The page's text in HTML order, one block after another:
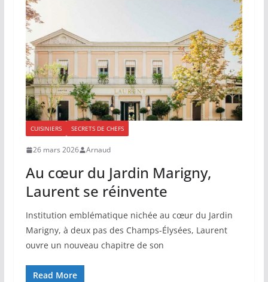
CUISINIERS SECRETS DE CHEFS
26 mars 2026 Arnaud
Au cœur du Jardin Marigny,
Laurent se réinvente
Institution emblématique nichée au cœur du Jardin
Marigny, à deux pas des Champs-Élysées, Laurent
ouvre un nouveau chapitre de son
Read More